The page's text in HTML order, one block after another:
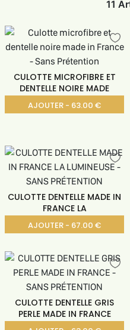
11
CULOTTE MICROFIBRE ET
DENTELLE NOIRE MADE
AJOUTER - 63.00 €
CULOTTE DENTELLE MADE IN
FRANCE LA
AJOUTER - 67.00 €
CULOTTE DENTELLE GRIS
PERLE MADE IN FRANCE